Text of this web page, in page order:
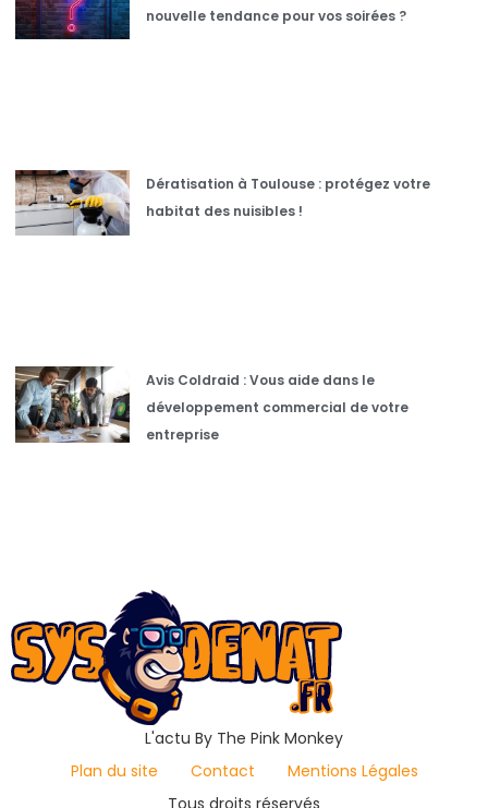
nouvelle tendance pour vos soirées ?
Dératisation à Toulouse : protégez votre
habitat des nuisibles !
Avis Coldraid : Vous aide dans le
développement commercial de votre
entreprise
L'actu By The Pink Monkey
Plan du site
Contact
Mentions Légales
Tous droits réservés